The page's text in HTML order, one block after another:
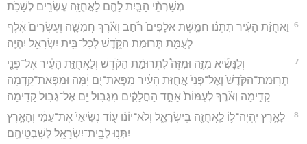
מְשָׁרְתֵ֨י הַבַּ֧יִת לָהֶ֛ם לַאֲחֻזָּ֖ה עֶשְׂרִ֥ים לְשָׁכֹֽת׃
6
וַאֲחֻזַּ֨ת הָעִ֜יר תִּתְּנ֗וּ חֲמֵ֤שֶׁת אֲלָפִים֙ רֹ֔חַב וְאֹ֗רֶךְ חֲמִשָּׁ֤ה וְעֶשְׂרִים֙ אֶ֔לֶף
לְעֻמַּ֖ת תְּרוּמַ֣ת הַקֹּ֑דֶשׁ לְכָל־בֵּ֥ית יִשְׂרָאֵ֖ל יִהְיֶֽה׃
7
וְלַנָּשִׂ֡יא מִזֶּ֣ה וּמִזֶּה֩ לִתְרוּמַ֨ת הַקֹּ֜דֶשׁ וְלַאֲחֻזַּ֣ת הָעִ֗יר אֶל־פְּנֵ֤י
תְרֽוּמַת־הַקֹּ֙דֶשׁ֙ וְאֶל־פְּנֵי֙ אֲחֻזַּ֣ת הָעִ֔יר מִפְּאַת־יָ֣ם יָ֔מָּה וּמִפְּאַת־קֵ֖דְמָה
קָדִ֑ימָה וְאֹ֗רֶךְ לְעֻמּוֹת֙ אַחַ֣ד הַחֲלָקִ֔ים מִגְּב֥וּל יָ֖ם אֶל־גְּב֥וּל קָדִֽימָה׃
8
לָאָ֛רֶץ יִֽהְיֶה־לּ֥וֹ לַֽאֲחֻזָּ֖ה בְּיִשְׂרָאֵ֑ל וְלֹא־יוֹנ֨וּ ע֤וֹד נְשִׂיאַי֙ אֶת־עַמִּ֔י וְהָאָ֛רֶץ
יִתְּנ֥וּ לְבֵֽית־יִשְׂרָאֵ֖ל לְשִׁבְטֵיהֶֽם׃